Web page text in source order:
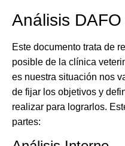
Análisis DAFO
Este documento trata de
posible de la clínica
es nuestra situación nos
de fijar los objetivos y
realizar para lograrlos.
partes: